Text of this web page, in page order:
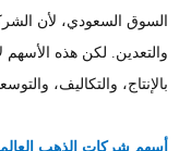
السوق السعودي، لأن
والتعدين. لكن هذه الأسهم
بالإنتاج، والتكاليف،
أسهم شركات الذهب